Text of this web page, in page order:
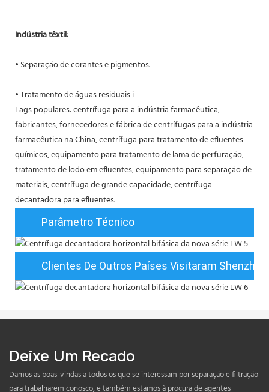
Indústria têxtil:
• Separação de corantes e pigmentos.
• Tratamento de águas residuais i
Tags populares: centrífuga para a indústria farmacêutica,
fabricantes, fornecedores e fábrica de centrífugas para a indústria
farmacêutica na China, centrífuga para tratamento de efluentes
químicos, equipamento para tratamento de lama de perfuração,
tratamento de lodo em efluentes, equipamento para separação de
materiais, centrífuga de grande capacidade, centrífuga
decantadora para efluentes.
Parâmetro Técnico
Clientes De Outros Países Visitaram Shenzhou:
Deixe Um Recado
Damos as boas-vindas a todos os que se interessam por separação e filtração
para trabalharem conosco, e também estamos à procura de agentes